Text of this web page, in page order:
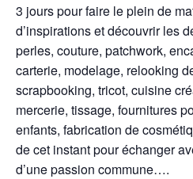
3 jours pour faire le plein de
d’inspirations et découvrir les
perles, couture, patchwork,
carterie, modelage, relooking
scrapbooking, tricot, cuisine
mercerie, tissage, fournitures
enfants, fabrication de
de cet instant pour échanger
d’une passion commune….